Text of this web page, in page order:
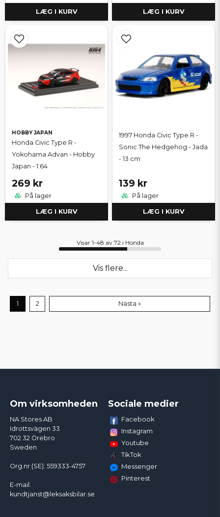
LÆG I KURV LÆG I KURV
HOBBY JAPAN
Honda Civic Type R -
Yokohama Advan - Hobby
Japan - 1:64
269 kr
På lager
LÆG I KURV
1997 Honda Civic Type R -
Sonic The Hedgehog - Jada
- 13 cm
139 kr
På lager
LÆG I KURV
Visar 1-48 av 72 i Honda
Vis flere...
1 2 Nästa »
Om virksomheden
NA Stores AB
Idrottsvägen 33
702 32 Örebro
Sweden
Org.nr (SE): 559333-4757
E-mail:
kundtjanst@leksaksbilar.se
Sociale medier
Facebook
Instagram
Youtube
TikTok
Messenger
Pinterest